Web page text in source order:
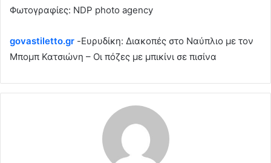
Φωτογραφίες: NDP photo agency
govastiletto.gr -Ευρυδίκη: Διακοπές στο Ναύπλιο με τον
Μπομπ Κατσιώνη – Οι πόζες με μπικίνι σε πισίνα